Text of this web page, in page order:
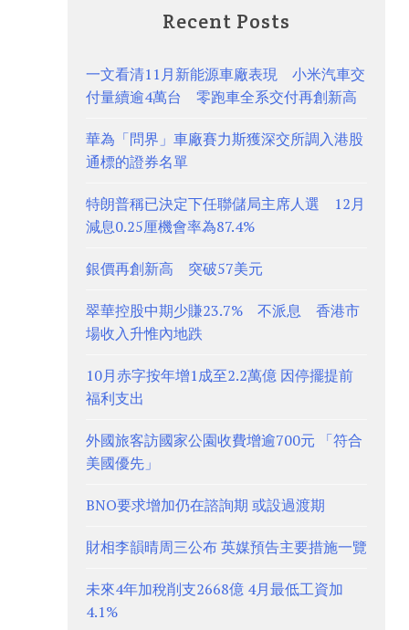
Recent Posts
一文看清11月新能源車廠表現 小米汽車交
付量續逾4萬台 零跑車全系交付再創新高
華為「問界」車廠賽力斯獲深交所調入港股
通標的證券名單
特朗普稱已決定下任聯儲局主席人選 12月
減息0.25厘機會率為87.4%
銀價再創新高 突破57美元
翠華控股中期少賺23.7% 不派息 香港市
場收入升惟內地跌
10月赤字按年增1成至2.2萬億 因停擺提前
福利支出
外國旅客訪國家公園收費增逾700元 「符合
美國優先」
BNO要求增加仍在諮詢期 或設過渡期
財相李韻晴周三公布 英媒預告主要措施一覽
未來4年加稅削支2668億 4月最低工資加
4.1%